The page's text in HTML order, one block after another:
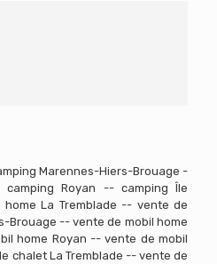
Marennes-Hiers-Brouage -
camping Royan -- camping Île
La Tremblade -- vente de
Brouage --vente de mobil home
home Royan --vente de mobil
chalet La Tremblade -- vente de